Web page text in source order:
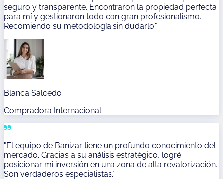
seguro y transparente. Encontraron la propiedad perfecta
para mí y gestionaron todo con gran profesionalismo.
Recomiendo su metodología sin dudarlo."
Blanca Salcedo
Compradora Internacional
"El equipo de Banizar tiene un profundo conocimiento del
mercado. Gracias a su análisis estratégico, logré
posicionar mi inversión en una zona de alta revalorización.
Son verdaderos especialistas."